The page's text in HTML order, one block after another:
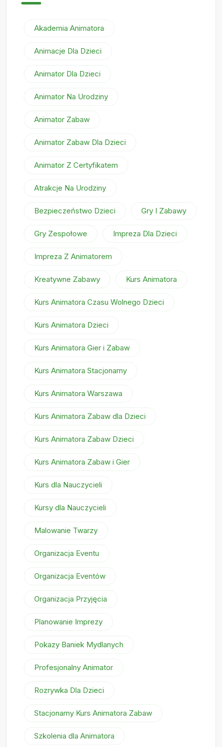
Akademia Animatora
Animacje Dla Dzieci
Animator Dla Dzieci
Animator Na Urodziny
Animator Zabaw
Animator Zabaw Dla Dzieci
Animator Z Certyfikatem
Atrakcje Na Urodziny
Bezpieczeństwo Dzieci Gry I Zabawy
Gry Zespołowe Impreza Dla Dzieci
Impreza Z Animatorem
Kreatywne Zabawy Kurs Animatora
Kurs Animatora Czasu Wolnego Dzieci
Kurs Animatora Dzieci
Kurs Animatora Gier i Zabaw
Kurs Animatora Stacjonarny
Kurs Animatora Warszawa
Kurs Animatora Zabaw dla Dzieci
Kurs Animatora Zabaw Dzieci
Kurs Animatora Zabaw i Gier
Kurs dla Nauczycieli
Kursy dla Nauczycieli
Malowanie Twarzy
Organizacja Eventu
Organizacja Eventów
Organizacja Przyjęcia
Planowanie Imprezy
Pokazy Baniek Mydlanych
Profesjonalny Animator
Rozrywka Dla Dzieci
Stacjonarny Kurs Animatora Zabaw
Szkolenia dla Animatora